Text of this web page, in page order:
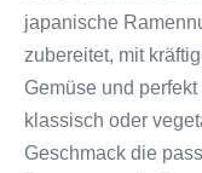
japanische
zubereitet, mit
Gemüse und
klassisch oder
Geschmack die